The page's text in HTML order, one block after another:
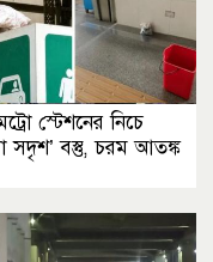
স্টেশনের নিচে
সদৃশ’ বস্তু, চরম আতঙ্ক